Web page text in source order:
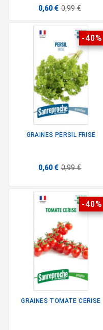
0,60 € 0,99 €
-40%
GRAINES PERSIL FRISE
0,60 € 0,99 €
-40%
GRAINES TOMATE CERISE